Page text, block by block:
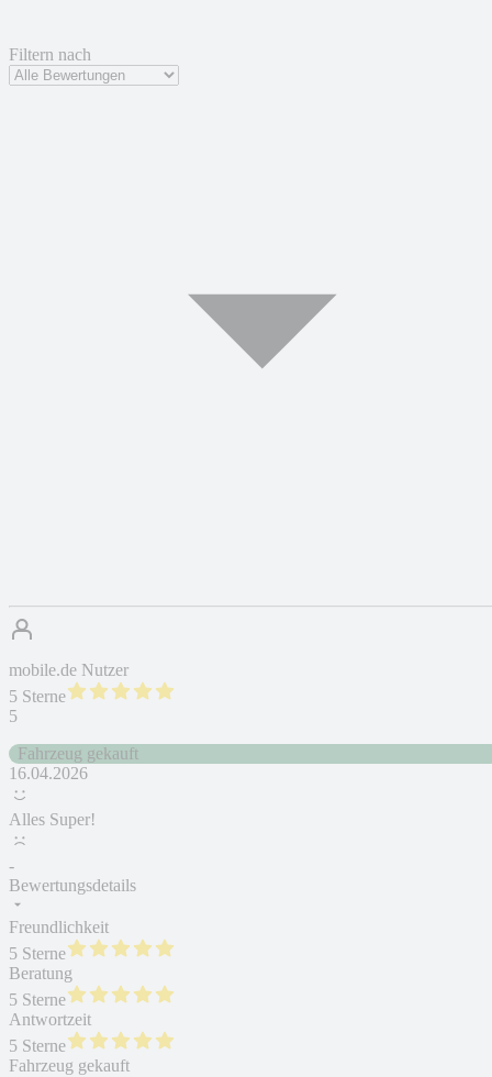
Filtern nach
mobile.de Nutzer
5 Sterne
5
Fahrzeug gekauft
16.04.2026
Alles Super!
-
Bewertungsdetails
Freundlichkeit
5 Sterne
Beratung
5 Sterne
Antwortzeit
5 Sterne
Fahrzeug gekauft